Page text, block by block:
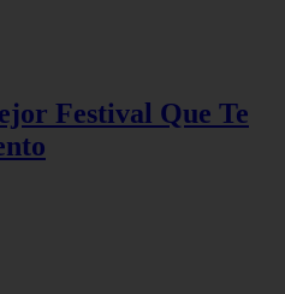
Festival Que Te